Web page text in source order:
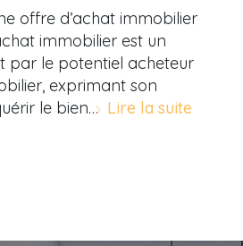
offre d’achat immobilier
immobilier est un
par le potentiel acheteur
exprimant son
le bien… Lire la suite